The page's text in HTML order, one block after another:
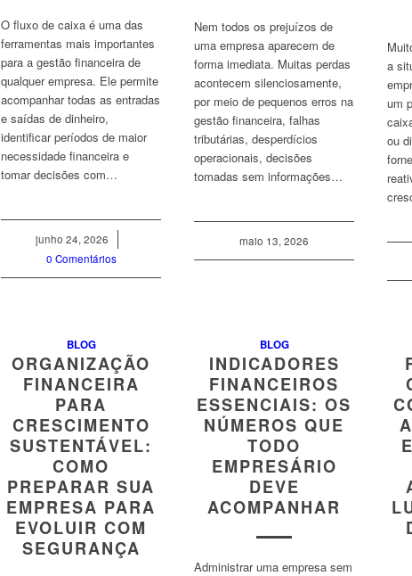
O fluxo de caixa é uma das
ferramentas mais importantes
para a gestão financeira de
qualquer empresa. Ele permite
acompanhar todas as entradas
e saídas de dinheiro,
identificar períodos de maior
necessidade financeira e
tomar decisões com…
junho 24, 2026
/
0 Comentários
Nem todos os prejuízos de
uma empresa aparecem de
forma imediata. Muitas perdas
acontecem silenciosamente,
por meio de pequenos erros na
gestão financeira, falhas
tributárias, desperdícios
operacionais, decisões
tomadas sem informações…
maio 13, 2026
a
um
ou
BLOG
ORGANIZAÇÃO
FINANCEIRA
PARA
CRESCIMENTO
SUSTENTÁVEL:
COMO
PREPARAR SUA
EMPRESA PARA
EVOLUIR COM
SEGURANÇA
BLOG
INDICADORES
FINANCEIROS
ESSENCIAIS: OS
NÚMEROS QUE
TODO
EMPRESÁRIO
DEVE
ACOMPANHAR
Administrar uma empresa sem